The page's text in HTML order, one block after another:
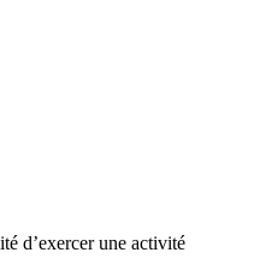
d’exercer une activité